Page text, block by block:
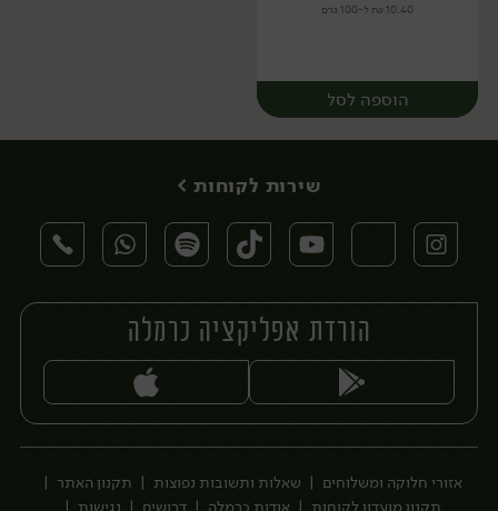
10.40 ₪ ל-100 גרם
הוספה לסל
יח׳
שירות לקוחות >
הורדת אפליקציה כרמלה
אזורי חלוקה ומשלוחים שאלות ותשובות נפוצות
תקנון האתר